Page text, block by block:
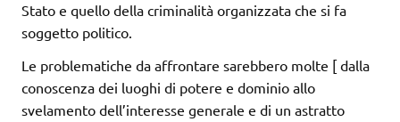
Stato e quello della criminalità organizzata che si fa
soggetto politico.
Le problematiche da affrontare sarebbero molte [ dalla
conoscenza dei luoghi di potere e dominio allo
svelamento dell’interesse generale e di un astratto